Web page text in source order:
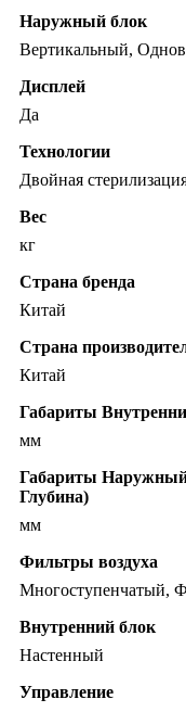
Наружный блок
Вертикальный,
Дисплей
Да
Технологии
Двойная
Вес
кг
Страна бренда
Китай
Страна
Китай
Габариты
мм
Габариты
Глубина)
мм
Фильтры воздуха
Многоступенчатый,
Внутренний блок
Настенный
Управление